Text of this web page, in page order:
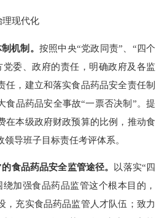
理现代化
机制。 按照中央“党政同责”、“四个
委、政府的责任，明确政府及各监
任，建立和落实食品药品安全责任制
食品药品安全事故“一票否决制”。提
在本级政府财政预算的比例，推动食
导班子目标责任考评体系。
食品药品安全监管途径。 以落实“四
加强食品药品监管这个根本目的，
，充实食品药品监管人才队伍；致力